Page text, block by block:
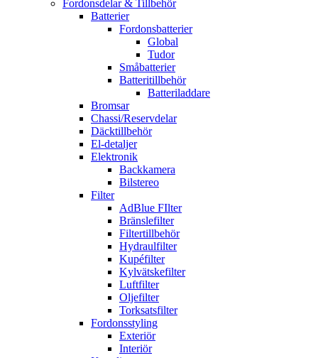
Fordonsdelar & Tillbehör
Batterier
Fordonsbatterier
Global
Tudor
Småbatterier
Batteritillbehör
Batteriladdare
Bromsar
Chassi/Reservdelar
Däcktillbehör
El-detaljer
Elektronik
Backkamera
Bilstereo
Filter
AdBlue FIlter
Bränslefilter
Filtertillbehör
Hydraulfilter
Kupéfilter
Kylvätskefilter
Luftfilter
Oljefilter
Torksatsfilter
Fordonsstyling
Exteriör
Interiör